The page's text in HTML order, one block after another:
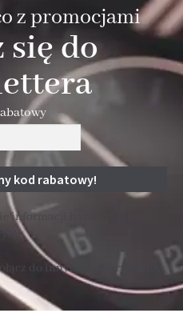
z promocjami
się do
informacji handlowej i
do innych subskrybentów